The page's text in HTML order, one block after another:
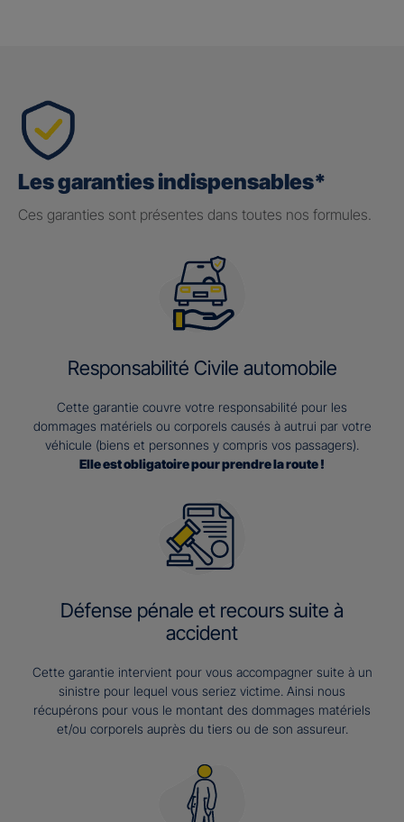
Les garanties indispensables*
Ces garanties sont présentes dans toutes nos formules.
Responsabilité Civile automobile
Cette garantie couvre votre responsabilité pour les
dommages matériels ou corporels causés à autrui par votre
véhicule (biens et personnes y compris vos passagers).
Elle est obligatoire pour prendre la route !
Défense pénale et recours suite à
accident
Cette garantie intervient pour vous accompagner suite à un
sinistre pour lequel vous seriez victime. Ainsi nous
récupérons pour vous le montant des dommages matériels
et/ou corporels auprès du tiers ou de son assureur.